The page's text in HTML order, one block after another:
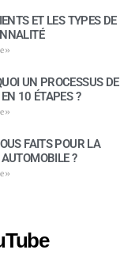
ET LES TYPES DE
»
UN PROCESSUS DE
10 ÉTAPES ?
»
FAITS POUR LA
?
»